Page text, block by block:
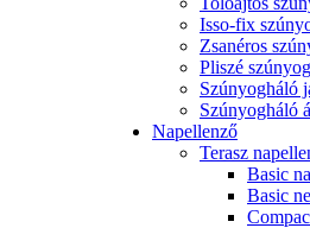
Isso-fix
Zsanéros
Pliszé
Szúnyogháló
Szúnyogháló
Napellenző
Terasz
Basic
Basic